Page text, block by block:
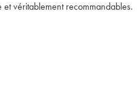
véritablement recommandables.